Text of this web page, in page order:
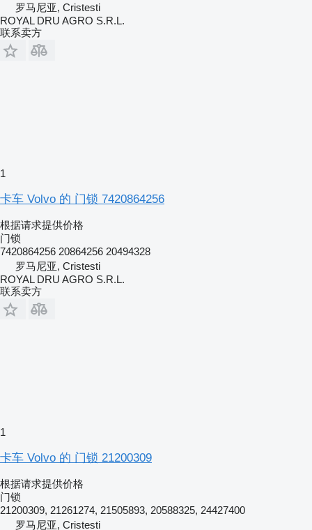
罗马尼亚, Cristesti
ROYAL DRU AGRO S.R.L.
联系卖方
1
卡车 Volvo 的 门锁 7420864256
根据请求提供价格
门锁
7420864256 20864256 20494328
罗马尼亚, Cristesti
ROYAL DRU AGRO S.R.L.
联系卖方
1
卡车 Volvo 的 门锁 21200309
根据请求提供价格
门锁
21200309, 21261274, 21505893, 20588325, 24427400
罗马尼亚, Cristesti